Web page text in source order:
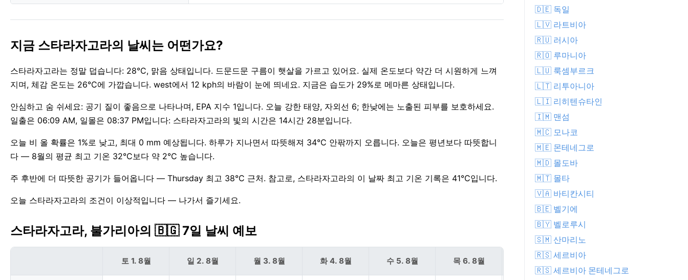
지금 스타라자고라의 날씨는 어떤가요?
스타라자고라는 정말 덥습니다: 28°C, 맑음 상태입니다. 드문드문 구름이 햇살을 가르고 있어요. 실제 온도보다 약간 더 시원하게 느껴
지며, 체감 온도는 26°C에 가깝습니다. west에서 12 kph의 바람이 눈에 띄네요. 지금은 습도가 29%로 메마른 상태입니다.
안심하고 숨 쉬세요: 공기 질이 좋음으로 나타나며, EPA 지수 1입니다. 오늘 강한 태양, 자외선 6; 한낮에는 노출된 피부를 보호하세요.
일출은 06:09 AM, 일몰은 08:37 PM입니다: 스타라자고라의 빛의 시간은 14시간 28분입니다.
오늘 비 올 확률은 1%로 낮고, 최대 0 mm 예상됩니다. 하루가 지나면서 따뜻해져 34°C 안팎까지 오릅니다. 오늘은 평년보다 따뜻합니
다 — 8월의 평균 최고 기온 32°C보다 약 2°C 높습니다.
주 후반에 더 따뜻한 공기가 들어옵니다 — Thursday 최고 38°C 근처. 참고로, 스타라자고라의 이 날짜 최고 기온 기록은 41°C입니다.
오늘 스타라자고라의 조건이 이상적입니다 — 나가서 즐기세요.
스타라자고라, 불가리아의 🇧🇬 7일 날씨 예보
토 1. 8월 일 2. 8월 월 3. 8월 화 4. 8월 수 5. 8월 목 6. 8월 금 7. 8월
🇩🇪 독일
🇱🇻 라트비아
🇷🇺 러시아
🇷🇴 루마니아
🇱🇺 룩셈부르크
🇱🇹 리투아니아
🇱🇮 리히텐슈타인
🇮🇲 맨섬
🇲🇨 모나코
🇲🇪 몬테네그로
🇲🇩 몰도바
🇲🇹 몰타
🇻🇦 바티칸시티
🇧🇪 벨기에
🇧🇾 벨로루시
🇸🇲 산마리노
🇷🇸 세르비아
🇷🇸 세르비아 몬테네그로